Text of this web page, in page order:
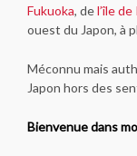
Fukuoka, del’île
ouest du Japon, à
Méconnu mais
Japon hors des
Bienvenue dans